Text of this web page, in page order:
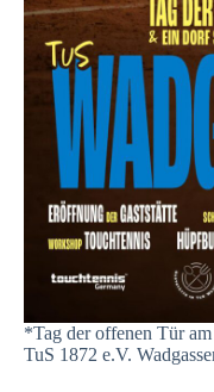
*Tag der offenen Tür
TuS 1872 e.V.